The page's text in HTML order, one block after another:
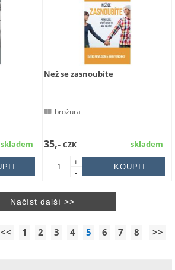
skladem
Než se zasnoubíte
brožura
skladem
+
-
35,-CZK
<< 1 2 3 4 5 6 7 8 >>